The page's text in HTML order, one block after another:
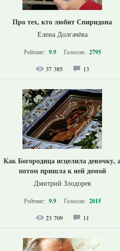
Про тех, кто любит Спиридона
Елена Долгачёва
Рейтинг: 9.9 Голосов: 2795
37 385 13
Как Богородица исцелила девочку,
потом пришла к ней домой
Дмитрий Злодорев
Рейтинг: 9.9 Голосов: 2015
23 709 11